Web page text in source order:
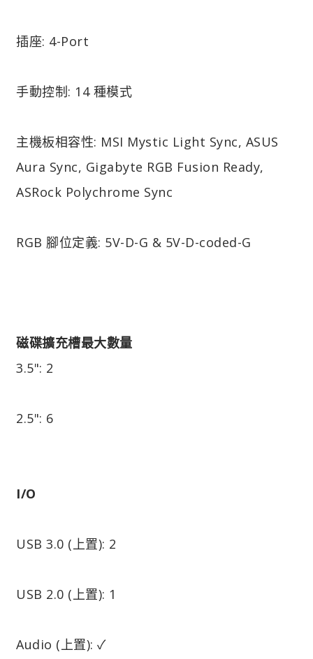
插座: 4-Port
手動控制: 14 種模式
主機板相容性: MSI Mystic Light Sync, ASUS
Aura Sync, Gigabyte RGB Fusion Ready,
ASRock Polychrome Sync
RGB 腳位定義: 5V-D-G & 5V-D-coded-G
磁碟擴充槽最大數量
3.5": 2
2.5": 6
I/O
USB 3.0 (上置): 2
USB 2.0 (上置): 1
Audio (上置): ✓